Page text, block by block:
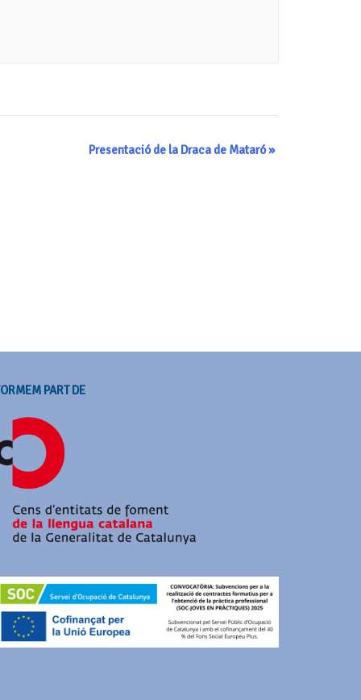
Presentació de la Draca de Mataró»
PART DE